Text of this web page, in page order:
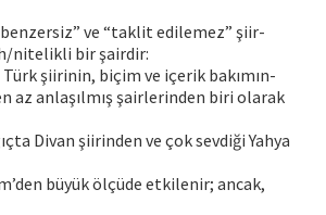
ve “taklit edilemez” şiir-
nitelikli bir şairdir:
şiirinin, biçim ve içerik bakımın-
az anlaşılmış şairlerinden biri olarak
Divan şiirinden ve çok sevdiği Yahya
büyük ölçüde etkilenir; ancak,